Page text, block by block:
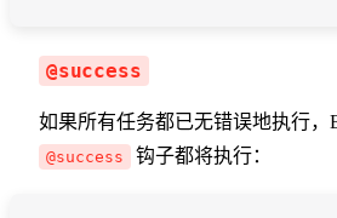
@success
如果所有任务都已无错误地执行，
@success 钩子都将执行：